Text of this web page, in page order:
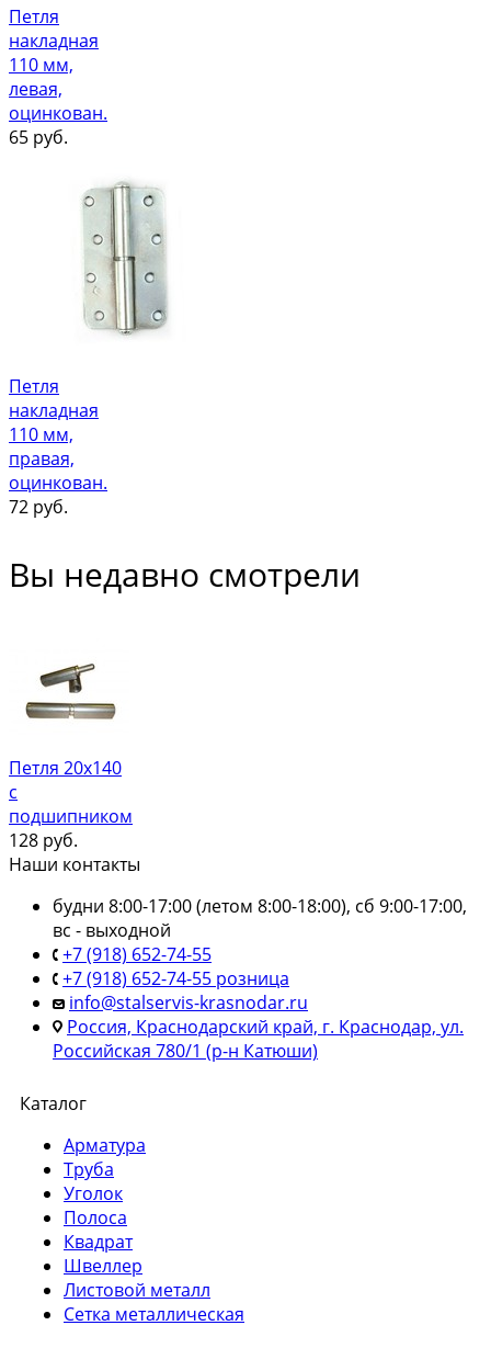
Петля
накладная
110 мм,
левая,
оцинкован.
65 руб.
Петля
накладная
110 мм,
правая,
оцинкован.
72 руб.
Вы недавно смотрели
Петля 20х140
с
подшипником
128 руб.
Наши контакты
будни 8:00-17:00 (летом 8:00-18:00), сб 9:00-17:00,
вс - выходной
+7 (918) 652-74-55
+7 (918) 652-74-55 розница
info@stalservis-krasnodar.ru
Россия, Краснодарский край, г. Краснодар, ул.
Российская 780/1 (р-н Катюши)
Каталог
Арматура
Труба
Уголок
Полоса
Квадрат
Швеллер
Листовой металл
Сетка металлическая